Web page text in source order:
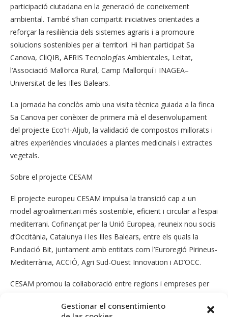
Gestionar el consentimiento
participació ciutadana en la generació de coneixement
ambiental. També s’han compartit iniciatives orientades a
reforçar la resiliència dels sistemes agraris i a promoure
solucions sostenibles per al territori. Hi han participat Sa
Canova, CliQIB, AERIS Tecnologías Ambientales, Leitat,
l’Associació Mallorca Rural, Camp Mallorquí i INAGEA–
Universitat de les Illes Balears.
La jornada ha conclòs amb una visita tècnica guiada a la finca
Sa Canova per conèixer de primera mà el desenvolupament
del projecte Eco’H-Aljub, la validació de compostos millorats i
altres experiències vinculades a plantes medicinals i extractes
vegetals.
Sobre el projecte CESAM
El projecte europeu CESAM impulsa la transició cap a un
model agroalimentari més sostenible, eficient i circular a l’espai
mediterrani. Cofinançat per la Unió Europea, reuneix nou socis
d’Occitània, Catalunya i les Illes Balears, entre els quals la
Fundació Bit, juntament amb entitats com l’Euroregió Pirineus-
Mediterrània, ACCIÓ, Agri Sud-Ouest Innovation i AD’OCC.
CESAM promou la col·laboració entre regions i empreses per
digitalització, amb un impacte especial en el teixit de petites i